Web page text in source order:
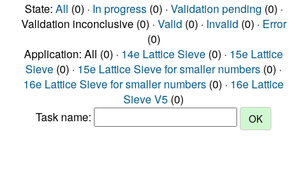
State: All (0) · In progress(0) · Validation pending (0) ·
Validation inconclusive (0) · Valid (0) · Invalid (0) · Error
(0)
Application: All (0) · 14e Lattice Sieve (0) · 15e Lattice
Sieve (0) · 15e Lattice Sieve for smaller numbers (0) ·
16e Lattice Sieve for smaller numbers (0) · 16e Lattice
Sieve V5 (0)
Task name: